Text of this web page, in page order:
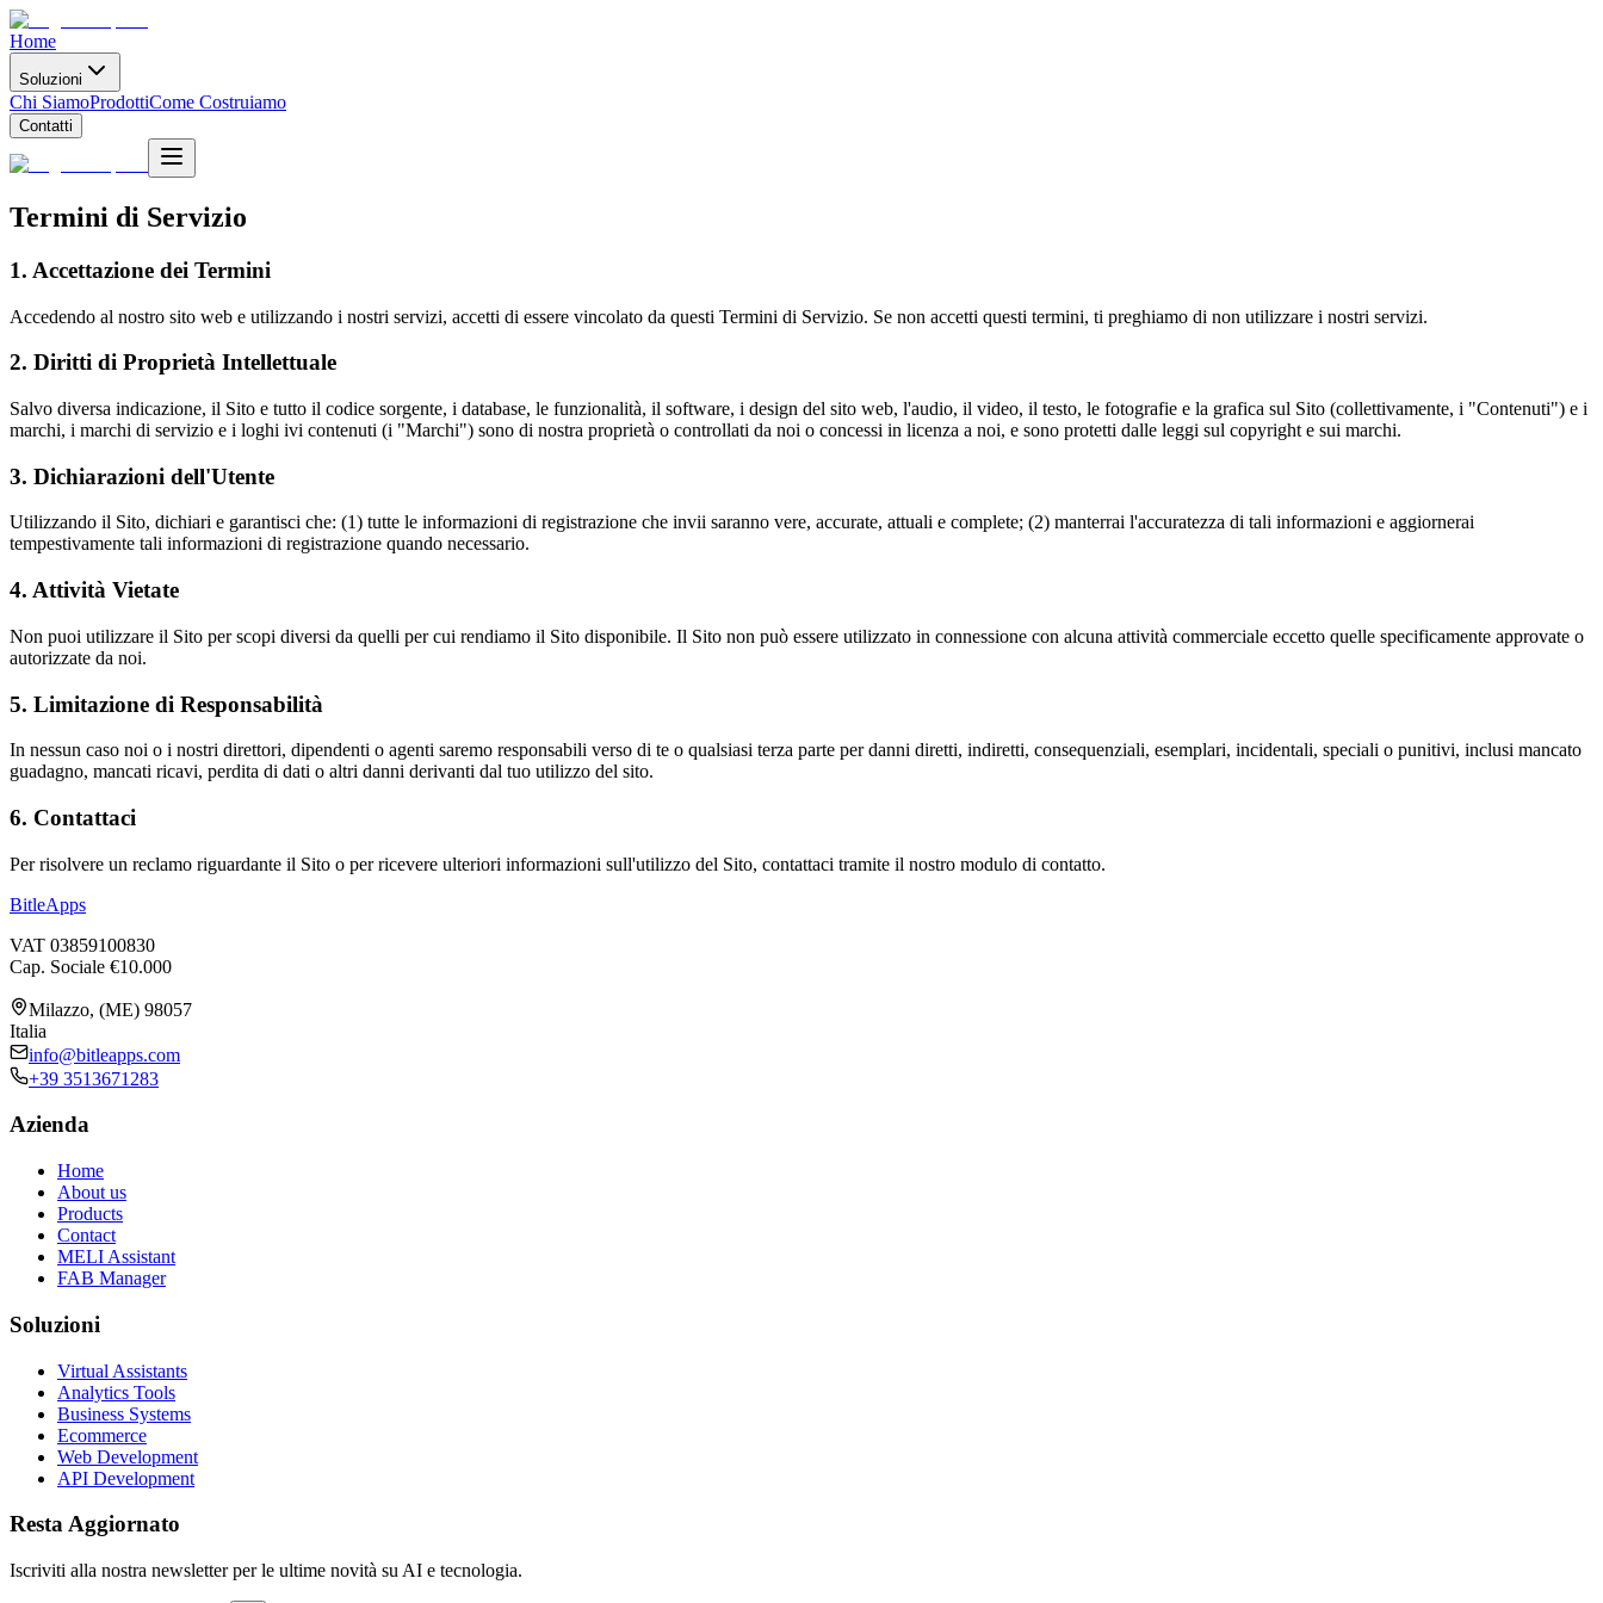
Home
Soluzioni
Chi SiamoProdottiCome Costruiamo
Contatti
Termini di Servizio
1. Accettazione dei Termini
Accedendo al nostro sito web e utilizzando i nostri servizi, accetti di essere vincolato da questi Termini di Servizio. Se non accetti questi termini, ti preghiamo di non utilizzare i nostri servizi.
2. Diritti di Proprietà Intellettuale
Salvo diversa indicazione, il Sito e tutto il codice sorgente, i database, le funzionalità, il software, i design del sito web, l'audio, il video, il testo, le fotografie e la grafica sul Sito (collettivamente, i "Contenuti") e i
marchi, i marchi di servizio e i loghi ivi contenuti (i "Marchi") sono di nostra proprietà o controllati da noi o concessi in licenza a noi, e sono protetti dalle leggi sul copyright e sui marchi.
3. Dichiarazioni dell'Utente
Utilizzando il Sito, dichiari e garantisci che: (1) tutte le informazioni di registrazione che invii saranno vere, accurate, attuali e complete; (2) manterrai l'accuratezza di tali informazioni e aggiornerai
tempestivamente tali informazioni di registrazione quando necessario.
4. Attività Vietate
Non puoi utilizzare il Sito per scopi diversi da quelli per cui rendiamo il Sito disponibile. Il Sito non può essere utilizzato in connessione con alcuna attività commerciale eccetto quelle specificamente approvate o
autorizzate da noi.
5. Limitazione di Responsabilità
In nessun caso noi o i nostri direttori, dipendenti o agenti saremo responsabili verso di te o qualsiasi terza parte per danni diretti, indiretti, consequenziali, esemplari, incidentali, speciali o punitivi, inclusi mancato
guadagno, mancati ricavi, perdita di dati o altri danni derivanti dal tuo utilizzo del sito.
6. Contattaci
Per risolvere un reclamo riguardante il Sito o per ricevere ulteriori informazioni sull'utilizzo del Sito, contattaci tramite il nostro modulo di contatto.
BitleApps
VAT 03859100830
Cap. Sociale €10.000
Milazzo, (ME) 98057
Italia
info@bitleapps.com
+39 3513671283
Azienda
Home
About us
Products
Contact
MELI Assistant
FAB Manager
Soluzioni
Virtual Assistants
Analytics Tools
Business Systems
Ecommerce
Web Development
API Development
Resta Aggiornato
Iscriviti alla nostra newsletter per le ultime novità su AI e tecnologia.